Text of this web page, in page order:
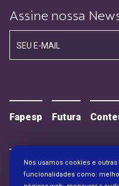
Assine nossa
SEU E-MAIL
Fapesp Futura
Contato Alianças
Nós usamos cookies e
funcionalidades como: